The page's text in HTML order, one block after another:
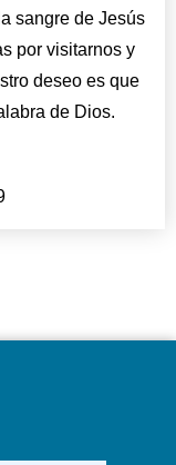
sangre de Jesús
por visitarnos y
deseo es que
de Dios.